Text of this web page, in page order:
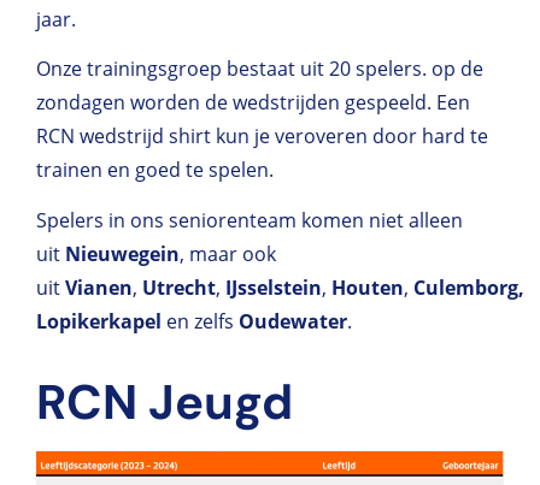
jaar.
Onze trainingsgroep bestaat uit 20 spelers. op de
zondagen worden de wedstrijden gespeeld. Een
RCN wedstrijd shirt kun je veroveren door hard te
trainen en goed te spelen.
Spelers in ons seniorenteam komen niet alleen
uit Nieuwegein, maar ook
uitVianen, Utrecht, IJsselstein, Houten, Culemborg,
Lopikerkapel en zelfs Oudewater.
RCN Jeugd